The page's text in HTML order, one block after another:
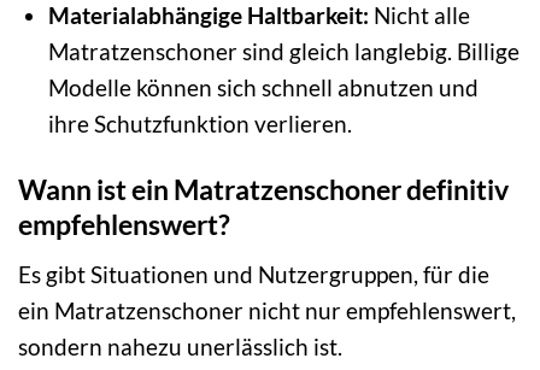
Materialabhängige Haltbarkeit: Nicht alle
Matratzenschoner sind gleich langlebig. Billige
Modelle können sich schnell abnutzen und
ihre Schutzfunktion verlieren.
Wann ist ein Matratzenschoner definitiv
empfehlenswert?
Es gibt Situationen und Nutzergruppen, für die
ein Matratzenschoner nicht nur empfehlenswert,
sondern nahezu unerlässlich ist.